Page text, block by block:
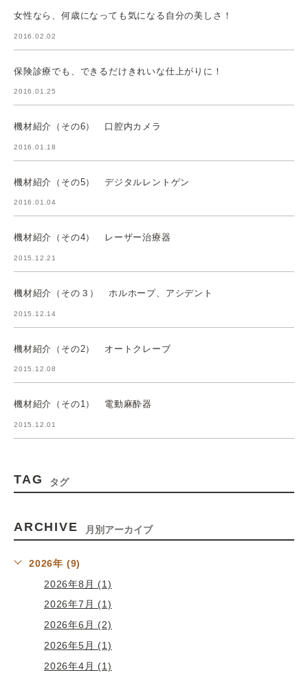
女性なら、何歳になっても気になる自分の美しさ！
2016.02.02
保険診療でも、できるだけきれいな仕上がりに！
2016.01.25
機材紹介（その6） 口腔内カメラ
2016.01.18
機材紹介（その5） デジタルレントゲン
2016.01.04
機材紹介（その4） レーザー治療器
2015.12.21
機材紹介（その３） ホルホープ、アシデント
2015.12.14
機材紹介（その2） オートクレーブ
2015.12.08
機材紹介（その1） 電動麻酔器
2015.12.01
TAG タグ
ARCHIVE 月別アーカイブ
2026年 (9)
2026年8月 (1)
2026年7月 (1)
2026年6月 (2)
2026年5月 (1)
2026年4月 (1)